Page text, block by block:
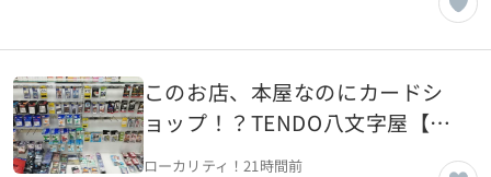
このお店、本屋なのにカードシ
ョップ！？TENDO八文字屋【山
形県天童市】
ローカリティ！21時間前